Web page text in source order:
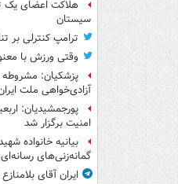
هلاکت اعضای یک
سیستان
ترامپ کنترلی بر
وقتی ورزش با
پزشکیان:
آزادی‌خواهی ملت
امنیت برگزار شد
بیانیه خانواده
گمانه‌زنی‌های رسانه‌ای
ایران آقای